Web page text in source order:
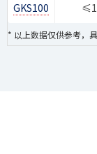
GKS100
* 以上数据仅供参考，